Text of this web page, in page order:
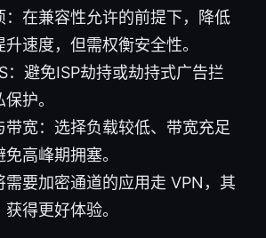
：在兼容性允许的前提下，降低
速度，但需权衡安全性。
：避免ISP劫持或劫持式广告拦
护。
带宽：选择负载较低、带宽充足
高峰期拥塞。
需要加密通道的应用走 VPN，其
得更好体验。